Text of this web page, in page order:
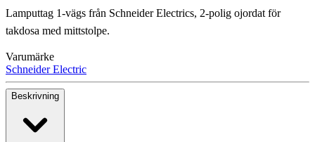
Lamputtag 1-vägs från Schneider Electrics, 2-polig ojordat för
takdosa med mittstolpe.
Varumärke
Schneider Electric
Beskrivning